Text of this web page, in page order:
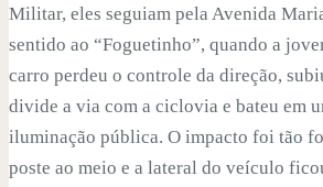
Militar, eles seguiam pela Avenida
sentido ao “Foguetinho”, quando a
carro perdeu o controle da direção,
divide a via com a ciclovia e bateu em
iluminação pública. O impacto foi tão
poste ao meio e a lateral do veículo